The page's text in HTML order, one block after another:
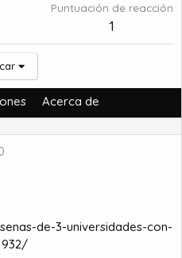
Puntuación de reacción
1
Acerca de
de-3-universidades-con-